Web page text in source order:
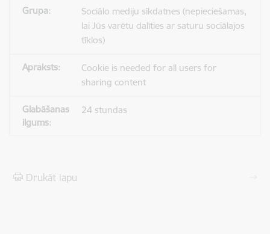
Sociālo mediju sīkdatnes (nepieciešamas,
lai Jūs varētu dalīties ar saturu sociālajos
tīklos)
Cookie is needed for all users for
sharing content
24 stundas
Drukāt lapu